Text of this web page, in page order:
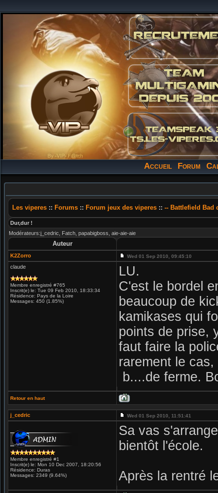
Accueil Forum
Les viperes :: Forums :: Forum jeux des viperes :: -- Battlefield Bad
Dur,dur !
Modérateurs:j_cedric, Fatch, papabigboss, aie-aie-aie
Auteur
K2Zorro Wed 01 Sep 2010, 09:45:10
claude
Membre enregistré #765
Inscrit(e) le: Tue 09 Feb 2010, 18:33:34
Résidence: Pays de la Loire
Messages: 450 (1.85%)
LU.
C'est le bordel
beaucoup de
kamikases qui
points de prise,
faut faire la
rarement le
b....de ferme.
Retour en haut
j_cedric Wed 01 Sep 2010, 11:51:41
Membre enregistré #1
Inscrit(e) le: Mon 10 Dec 2007, 18:20:56
Résidence: Duras
Messages: 2349 (9.64%)
Sa vas
bientôt l'école.
Après la rentré